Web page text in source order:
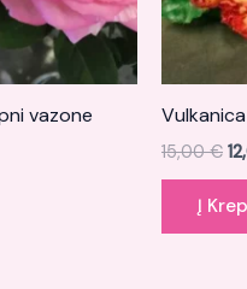
vazone
15,00€
Į